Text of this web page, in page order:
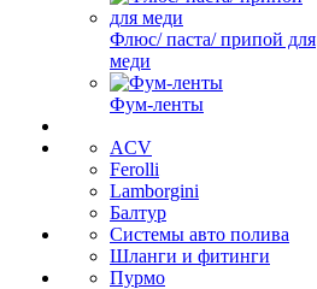
Флюс/ паста/ припой для
меди
Фум-ленты
ACV
Ferolli
Lamborgini
Балтур
Системы авто полива
Шланги и фитинги
Пурмо